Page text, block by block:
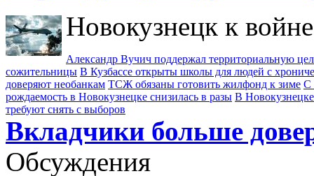
Новокузнецк к
Александр Вучич поддержал территориальную
сожительницы В Кузбассе открыты школы для людей с
доверяют необанкам ТСЖ обязаны готовить жилфонд к зиме С
рождаемость в Новокузнецке снизилась в разы В
требуют снять с выборов
Вкладчики больше
Обсуждения